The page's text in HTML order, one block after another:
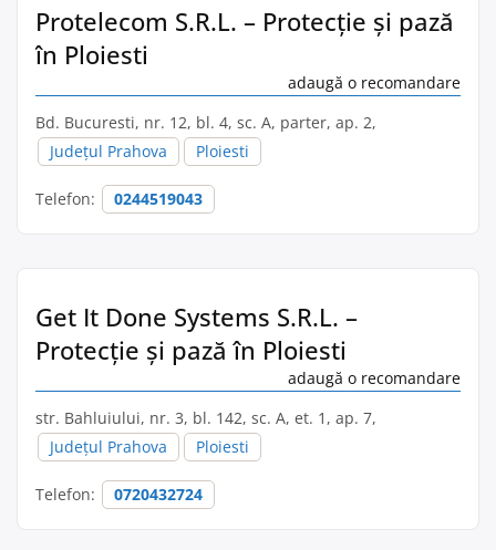
Protelecom S.R.L. – Protecție și pază
în Ploiesti
adaugă o recomandare
Bd. Bucuresti, nr. 12, bl. 4, sc. A, parter, ap. 2,
Județul Prahova
Ploiesti
Telefon: 0244519043
Get It Done Systems S.R.L. –
Protecție și pază în Ploiesti
adaugă o recomandare
str. Bahluiului, nr. 3, bl. 142, sc. A, et. 1, ap. 7,
Județul Prahova
Ploiesti
Telefon: 0720432724